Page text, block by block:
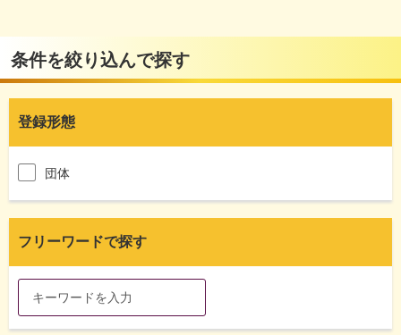
条件を絞り込んで探す
登録形態
団体
フリーワードで探す